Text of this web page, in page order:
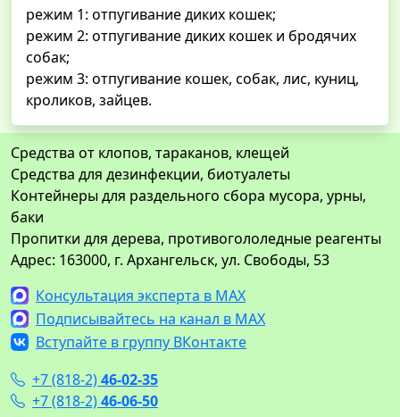
режим 1: отпугивание диких кошек;
режим 2: отпугивание диких кошек и бродячих
собак;
режим 3: отпугивание кошек, собак, лис, куниц,
кроликов, зайцев.
Средства от клопов, тараканов, клещей
Средства для дезинфекции, биотуалеты
Контейнеры для раздельного сбора мусора, урны,
баки
Пропитки для дерева, противогололедные реагенты
Адрес: 163000, г. Архангельск, ул. Свободы, 53
Консультация эксперта в MAX
Подписывайтесь на канал в MAX
Вступайте в группу ВКонтакте
+7 (818-2)46-02-35
+7 (818-2)46-06-50